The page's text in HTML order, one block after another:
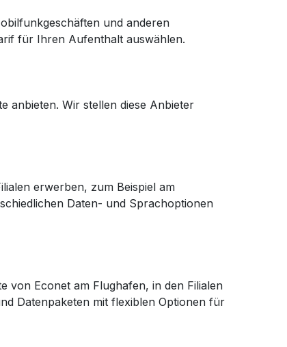
und anderen
für Ihren Aufenthalt auswählen.
anbieten. Wir stellen diese Anbieter
erwerben, zum Beispiel am
Daten- und Sprachoptionen
von Econet am Flughafen, in den Filialen
Datenpaketen mit flexiblen Optionen für